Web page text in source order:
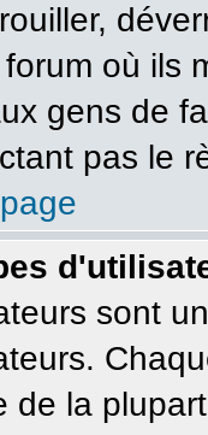
où ils
gens de
pas le
sont
de la